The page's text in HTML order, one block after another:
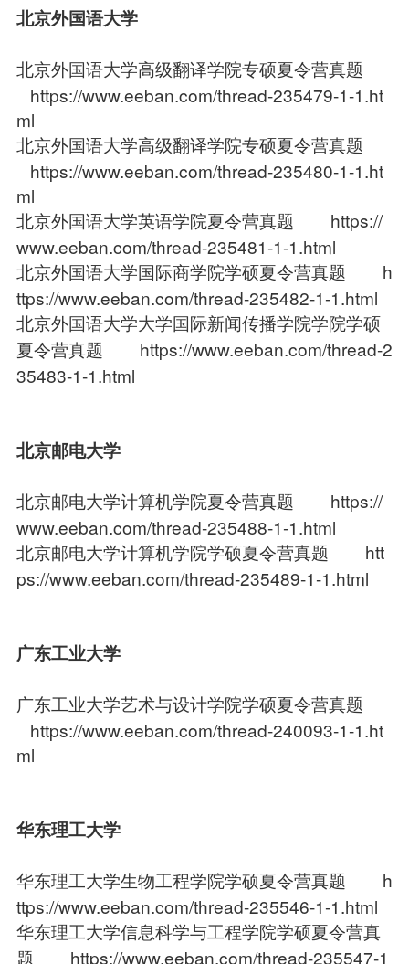
北京外国语大学
北京外国语大学高级翻译学院专硕夏令营真题
https://www.eeban.com/thread-235479-1-1.ht
ml
北京外国语大学高级翻译学院专硕夏令营真题
https://www.eeban.com/thread-235480-1-1.ht
ml
北京外国语大学英语学院夏令营真题 https://
www.eeban.com/thread-235481-1-1.html
北京外国语大学国际商学院学硕夏令营真题 h
ttps://www.eeban.com/thread-235482-1-1.html
北京外国语大学大学国际新闻传播学院学院学硕
夏令营真题 https://www.eeban.com/thread-2
35483-1-1.html
北京邮电大学
北京邮电大学计算机学院夏令营真题 https://
www.eeban.com/thread-235488-1-1.html
北京邮电大学计算机学院学硕夏令营真题 htt
ps://www.eeban.com/thread-235489-1-1.html
广东工业大学
广东工业大学艺术与设计学院学硕夏令营真题
https://www.eeban.com/thread-240093-1-1.ht
ml
华东理工大学
华东理工大学生物工程学院学硕夏令营真题 h
ttps://www.eeban.com/thread-235546-1-1.html
华东理工大学信息科学与工程学院学硕夏令营真
题 https://www.eeban.com/thread-235547-1